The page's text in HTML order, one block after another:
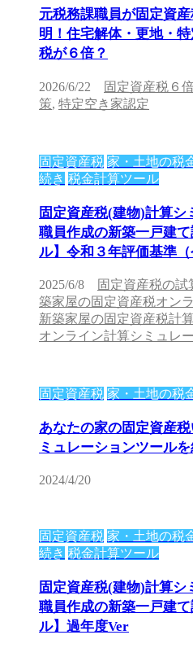
元税務課職員が固定資
明！住宅解体・更地・
税が６倍？
2026/6/22 固定資産税６
策, 特定空き家認定
固定資産税 家・土地の税
続き 税金計算ツール
固定資産税(建物)計算
職員作成の新築一戸建
ル】令和３年評価基準（
2025/6/8 固定資産税の試
築家屋の固定資産税オン
新築家屋の固定資産税計
オンライン計算シミュレ
固定資産税 家・土地の税
あなたの家の固定資産
ミュレーションツール
2024/4/20
固定資産税 家・土地の税
続き 税金計算ツール
固定資産税(建物)計算
職員作成の新築一戸建
ル】過年度Ver